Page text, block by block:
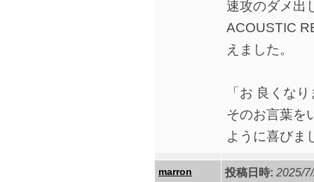
速攻のダメ出
ACOUSTIC
えました。
「お 良くな
そのお言葉を
ように喜びま
marron 投稿日時: 2025/